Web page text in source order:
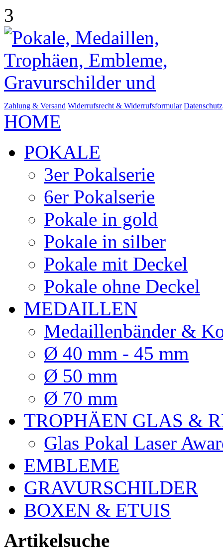
3
Zahlung & Versand Widerrufsrecht & Widerrufsformular Datenschutz
HOME
POKALE
3er Pokalserie
6er Pokalserie
Pokale in gold
Pokale in silber
Pokale mit Deckel
Pokale ohne Deckel
MEDAILLEN
Medaillenbänder &
Ø 40 mm - 45 mm
Ø 50 mm
Ø 70 mm
TROPHÄEN GLAS &
Glas Pokal Laser
EMBLEME
GRAVURSCHILDER
BOXEN & ETUIS
Artikelsuche